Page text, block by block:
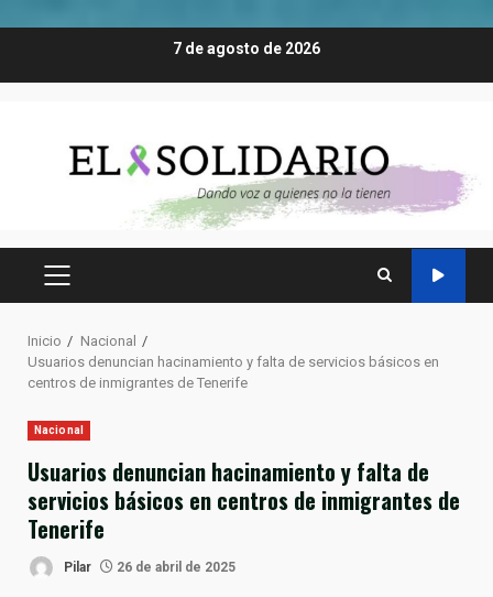
7 de agosto de 2026
MENÚ
Inicio
Nacional
Usuarios denuncian hacinamiento y falta de servicios básicos en
centros de inmigrantes de Tenerife
Nacional
Usuarios denuncian hacinamiento y falta de
servicios básicos en centros de inmigrantes de
Tenerife
Pilar 26 de abril de 2025